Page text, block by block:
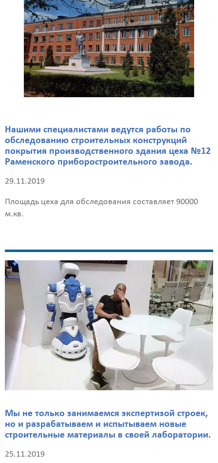
Нашими специалистами ведутся работы по
обследованию строительных конструкций
покрытия производственного здания цеха №12
Раменского приборостроительного завода.
29.11.2019
Площадь цеха для обследования составляет 90000
м.кв.
Мы не только занимаемся экспертизой строек,
но и разрабатываем и испытываем новые
строительные материалы в своей лаборатории.
25.11.2019